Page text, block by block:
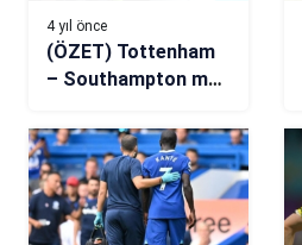
4 yıl önce
(ÖZET) Tottenham
– Southampton maç